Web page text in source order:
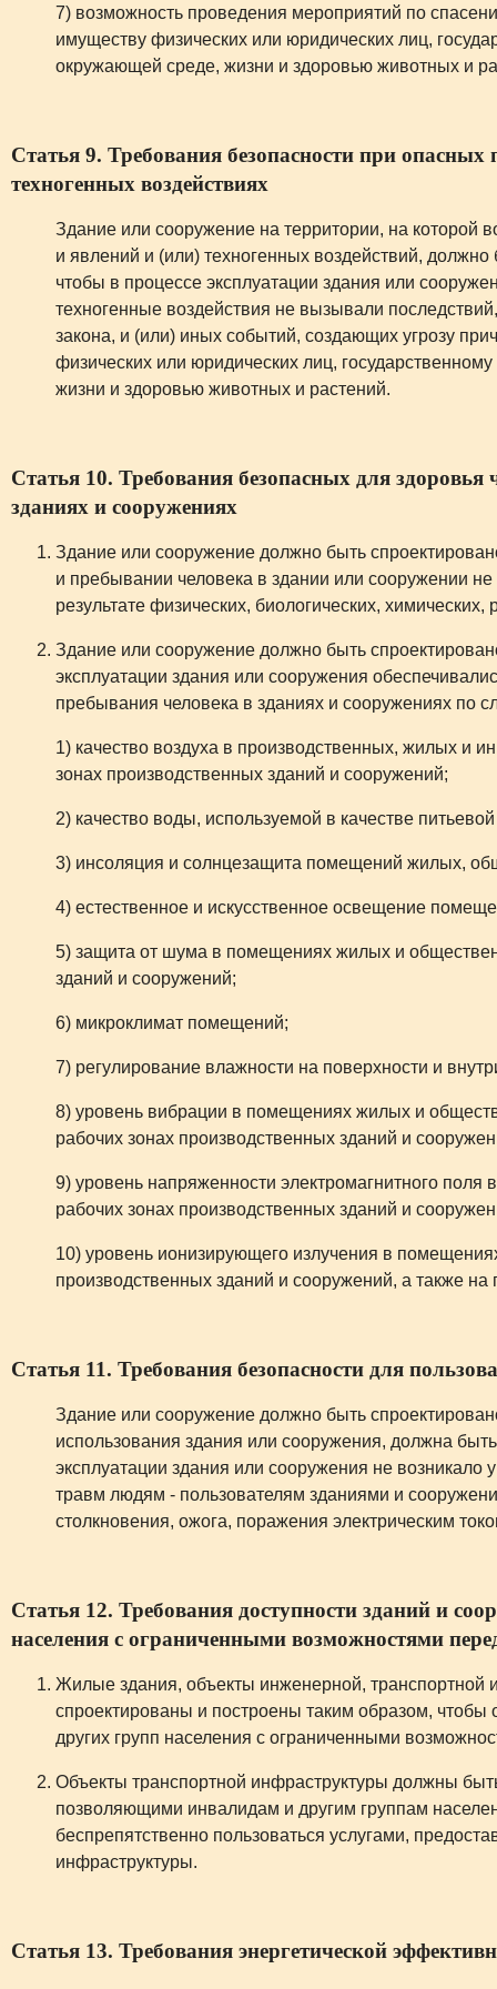
7) возможность проведения мероприятий по
имуществу физических или юридических лиц,
окружающей среде, жизни и здоровью животных и
Статья 9. Требования безопасности при
техногенных воздействиях
Здание или сооружение на территории, на
и явлений и (или) техногенных воздействий,
чтобы в процессе эксплуатации здания или
техногенные воздействия не вызывали
закона, и (или) иных событий, создающих угрозу
физических или юридических лиц,
жизни и здоровью животных и растений.
Статья 10. Требования безопасных для
зданиях и сооружениях
Здание или сооружение должно быть
и пребывании человека в здании или сооружении
результате физических, биологических,
Здание или сооружение должно быть
эксплуатации здания или сооружения
пребывания человека в зданиях и сооружениях по
1) качество воздуха в производственных, жилых и
зонах производственных зданий и сооружений;
2) качество воды, используемой в качестве
3) инсоляция и солнцезащита помещений жилых,
4) естественное и искусственное освещение
5) защита от шума в помещениях жилых и
зданий и сооружений;
6) микроклимат помещений;
7) регулирование влажности на поверхности и
8) уровень вибрации в помещениях жилых и
рабочих зонах производственных зданий и
9) уровень напряженности электромагнитного
рабочих зонах производственных зданий и
10) уровень ионизирующего излучения в
производственных зданий и сооружений, а также
Статья 11. Требования безопасности для
Здание или сооружение должно быть
использования здания или сооружения, должна
эксплуатации здания или сооружения не возникало
травм людям - пользователям зданиями и
столкновения, ожога, поражения электрическим
Статья 12. Требования доступности зданий и
населения с ограниченными возможностями
Жилые здания, объекты инженерной, транспортной
спроектированы и построены таким образом, чтобы
других групп населения с ограниченными
Объекты транспортной инфраструктуры должны
позволяющими инвалидам и другим группам
беспрепятственно пользоваться услугами,
инфраструктуры.
Статья 13. Требования энергетической